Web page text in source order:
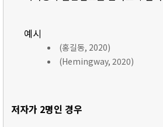
예시
(홍길동, 2020)
(Hemingway, 2020)
저자가 2명인 경우